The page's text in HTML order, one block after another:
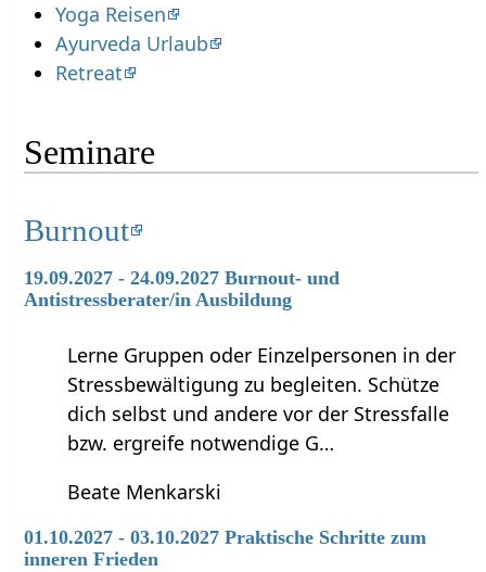
Yoga Reisen
Ayurveda Urlaub
Retreat
Seminare
Burnout
19.09.2027 - 24.09.2027 Burnout- und
Antistressberater/in Ausbildung
Lerne Gruppen oder Einzelpersonen in der
Stressbewältigung zu begleiten. Schütze
dich selbst und andere vor der Stressfalle
bzw. ergreife notwendige G…
Beate Menkarski
01.10.2027 - 03.10.2027 Praktische Schritte zum
inneren Frieden